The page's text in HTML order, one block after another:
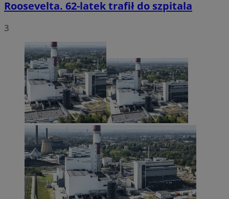
Roosevelta. 62-latek trafił do szpitala
3